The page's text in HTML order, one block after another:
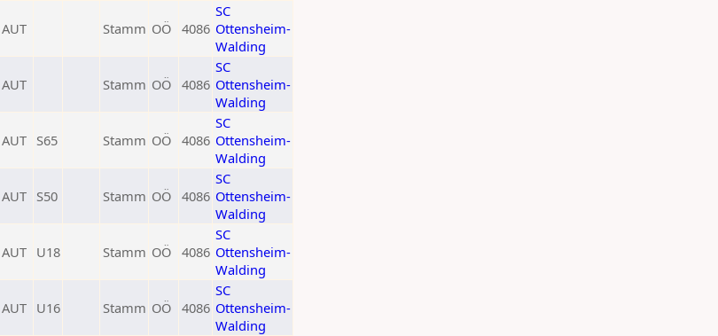
AUT Stamm OÖ 4086
SC
Ottensheim-
Walding
AUT Stamm OÖ 4086
SC
Ottensheim-
Walding
AUT S65 Stamm OÖ 4086
SC
Ottensheim-
Walding
AUT S50 Stamm OÖ 4086
SC
Ottensheim-
Walding
AUT U18 Stamm OÖ 4086
SC
Ottensheim-
Walding
AUT U16 Stamm OÖ 4086
SC
Ottensheim-
Walding